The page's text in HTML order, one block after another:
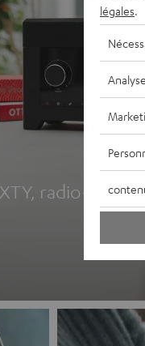
radio-
légales